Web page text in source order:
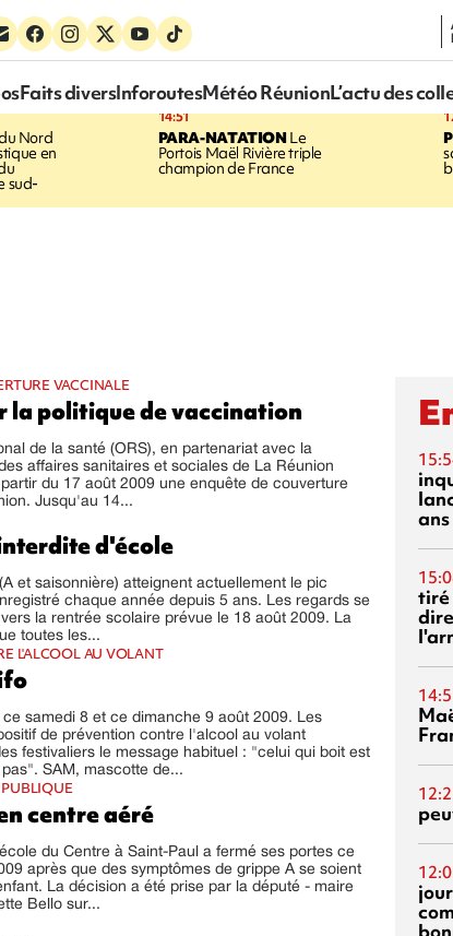
Faits diversInforoutesMétéo RéunionL’actu des
Nord
en
sud-
14:51
PARA-NATATIONLe
Portois Maël Rivière triple
champion de France
VACCINALE
la politique de vaccination
de la santé (ORS), en partenariat avec la
affaires sanitaires et sociales de La Réunion
du 17 août 2009 une enquête de couverture
Jusqu'au 14...
d'école
et saisonnière) atteignent actuellement le pic
chaque année depuis 5 ans. Les regards se
la rentrée scolaire prévue le 18 août 2009. La
toutes les...
L'ALCOOL AU VOLANT
ce samedi 8 et ce dimanche 9 août 2009. Les
de prévention contre l'alcool au volant
festivaliers le message habituel : "celui qui boit est
SAM, mascotte de...
centre aéré
du Centre à Saint-Paul a fermé ses portes ce
après que des symptômes de grippe A se soient
La décision a été prise par la député - maire
Bello sur...
ans
tiré